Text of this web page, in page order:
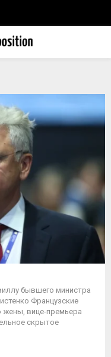
бывшего министра
Французские
жены, вице-премьера
скрытое